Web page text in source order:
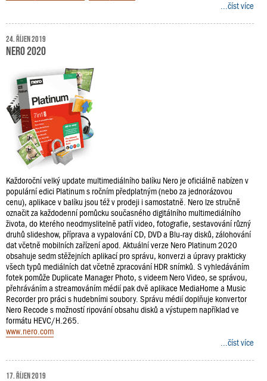
...číst více
24. říjen 2019
Nero 2020
Každoroční velký update multimediálního balíku Nero je oficiálně nabízen v
populární edici Platinum s ročním předplatným (nebo za jednorázovou
cenu), aplikace v balíku jsou též v prodeji i samostatně. Nero lze stručně
označit za každodenní pomůcku současného digitálního multimediálního
života, do kterého neodmyslitelně patří video, fotografie, sestavování různý
druhů slideshow, příprava a vypalování CD, DVD a Blu-ray disků, zálohování
dat včetně mobilních zařízení apod. Aktuální verze Nero Platinum 2020
obsahuje sedm stěžejních aplikací pro správu, konverzi a úpravy prakticky
všech typů mediálních dat včetně zpracování HDR snímků. S vyhledáváním
fotek pomůže Duplicate Manager Photo, s videem Nero Video, se správou,
přehráváním a streamováním médií pak dvě aplikace MediaHome a Music
Recorder pro práci s hudebními soubory. Správu médií doplňuje konvertor
Nero Recode s možností ripování obsahu disků a výstupem například ve
formátu HEVC/H.265.
www.nero.com
...číst více
17. říjen 2019